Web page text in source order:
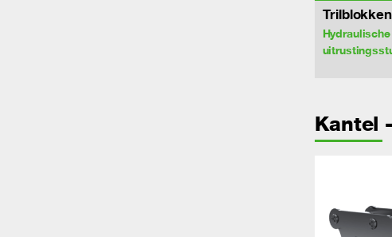
Trilblokken
Hydraulische
Kantel